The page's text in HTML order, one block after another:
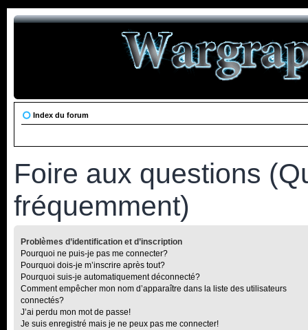
Index du forum
Foire aux questions
fréquemment)
Problèmes d’identification et d’inscription
Pourquoi ne puis-je pas me connecter?
Pourquoi dois-je m’inscrire après tout?
Pourquoi suis-je automatiquement déconnecté?
Comment empêcher mon nom d’apparaître dans la liste des utilisateurs
connectés?
J’ai perdu mon mot de passe!
Je suis enregistré mais je ne peux pas me connecter!